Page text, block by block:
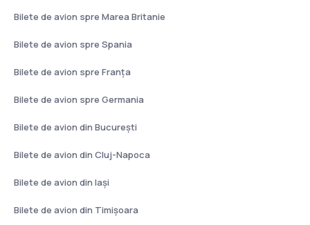
Bilete de avion spre Marea Britanie
Bilete de avion spre Spania
Bilete de avion spre Franţa
Bilete de avion spre Germania
Bilete de avion din București
Bilete de avion din Cluj-Napoca
Bilete de avion din Iași
Bilete de avion din Timișoara